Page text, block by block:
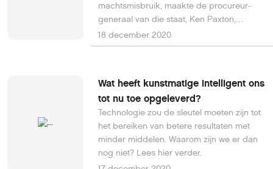
machtsmisbruik, maakte de procureur-
generaal van die staat, Ken Paxton,
woensdag bekend in een video op
Twitter. Volgens de nieuwssite Politico, die
aangesloten. Welke dat zouden zijn, is niet
bekend. Lees hier verder.
18 december 2020
Wat heeft kunstmatige intelligent ons
tot nu toe opgeleverd?
Technologie zou de sleutel moeten zijn tot
het bereiken van betere resultaten met
minder middelen. Waarom zijn we er dan
nog niet? Lees hier verder.